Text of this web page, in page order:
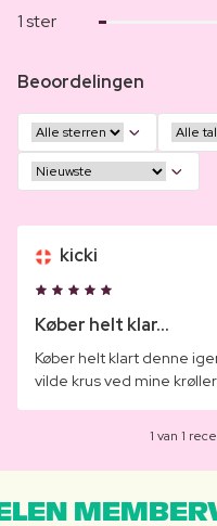
1 ster
Beoordelingen
kicki
Køber helt klar...
Køber helt klart denne
vilde krus ved mine krøller
1 van 1